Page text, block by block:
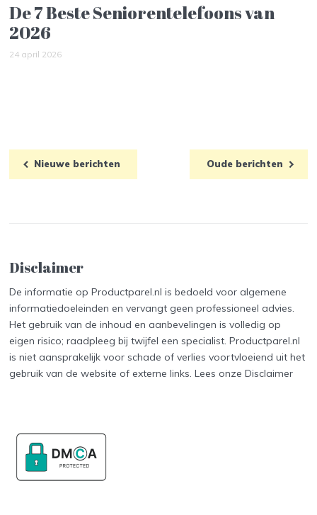
De 7 Beste Seniorentelefoons van
2026
24 april 2026
Nieuwe berichten Oude berichten
Disclaimer
De informatie op Productparel.nl is bedoeld voor algemene
informatiedoeleinden en vervangt geen professioneel advies.
Het gebruik van de inhoud en aanbevelingen is volledig op
eigen risico; raadpleeg bij twijfel een specialist. Productparel.nl
is niet aansprakelijk voor schade of verlies voortvloeiend uit het
gebruik van de website of externe links. Lees onzeDisclaimer